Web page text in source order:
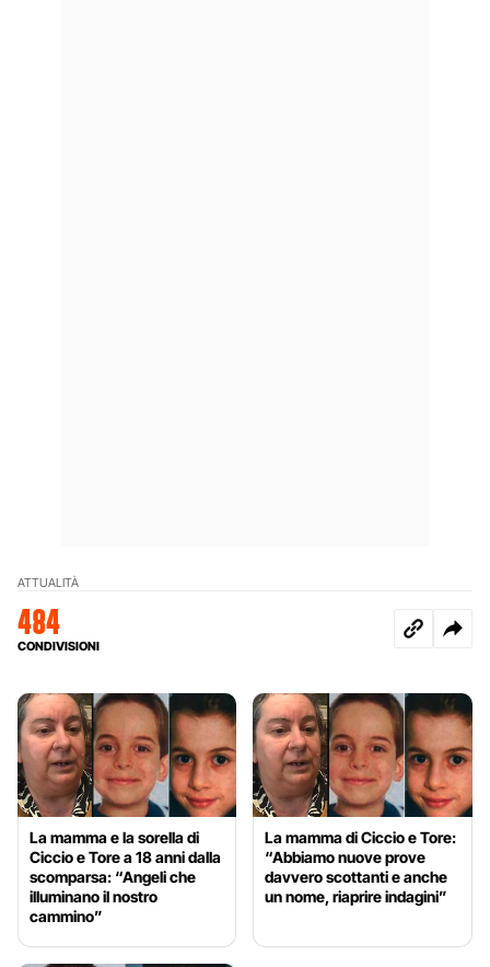
ATTUALITÀ
484
CONDIVISIONI
La mamma e la sorella di
Ciccio e Tore a 18 anni dalla
scomparsa: “Angeli che
illuminano il nostro
cammino”
La mamma di Ciccio e Tore:
“Abbiamo nuove prove
davvero scottanti e anche
un nome, riaprire indagini”